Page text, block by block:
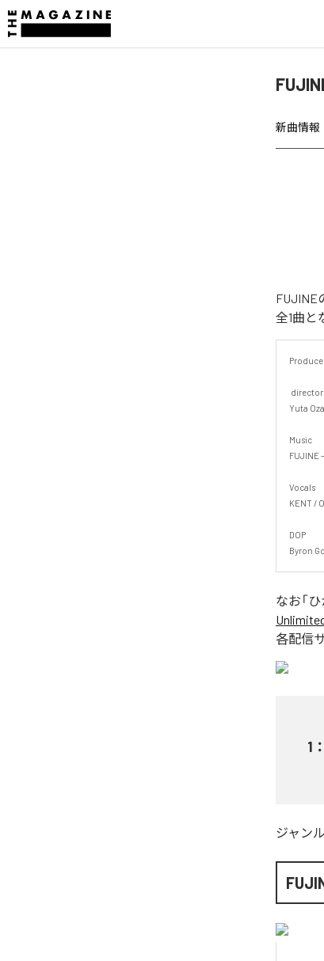
新曲情報
FUJINE
全1曲と
Yuta
Music
FUJINE
Vocals
KENT /
DOP
Byron
なお「ひ
各配信
1 ：
ジャン